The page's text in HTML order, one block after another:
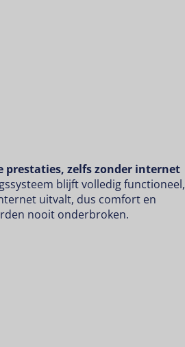
prestaties, zelfs zonder internet
blijft volledig functioneel,
uitvalt, dus comfort en
nooit onderbroken.